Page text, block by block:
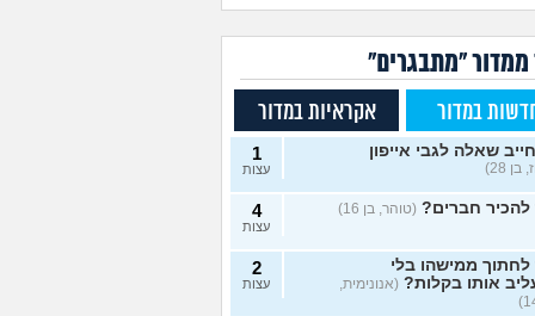
ממדור "מתבגרים"
במדור אקראיות במדור
שאלה לגבי אייפון
28)
1
עצות
להכיר חברים? (טוהר, בן 16) 4
עצות
לחתוך ממישהו בלי
אותו בקלות? (אנונימית,
2
עצות